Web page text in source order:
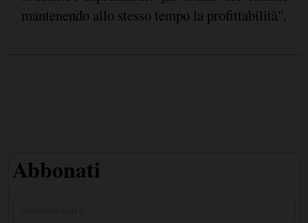
mantenendo allo stesso tempo la profittabilità".